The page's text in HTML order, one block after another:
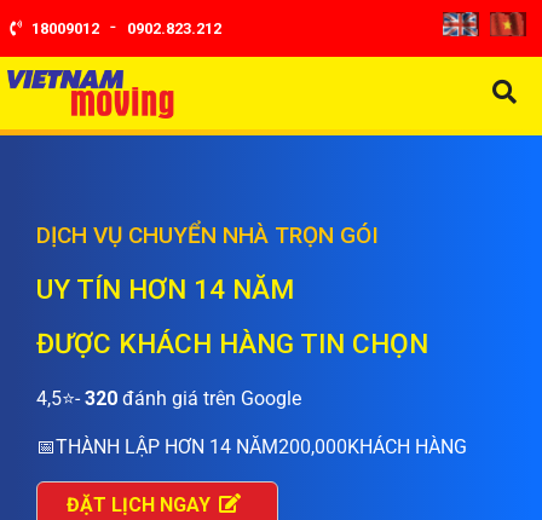
18009012 - 0902.823.212
DỊCH VỤ CHUYỂN NHÀ TRỌN GÓI
UY TÍN HƠN 14 NĂM
ĐƯỢC KHÁCH HÀNG TIN CHỌN
4,5⭐-320 đánh giá trên Google
📅THÀNH LẬP HƠN 14 NĂM200,000KHÁCH HÀNG
ĐẶT LỊCH NGAY